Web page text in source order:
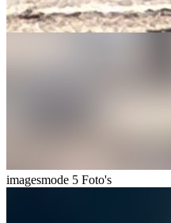
imagesmode 5 Foto's